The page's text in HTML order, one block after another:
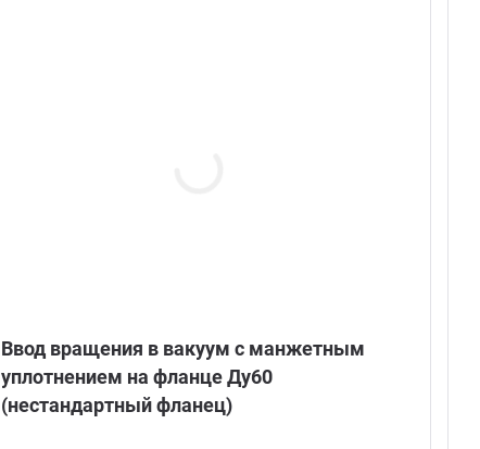
Ввод вращения в вакуум c манжетным
уплотнением на фланце Ду60
(нестандартный фланец)